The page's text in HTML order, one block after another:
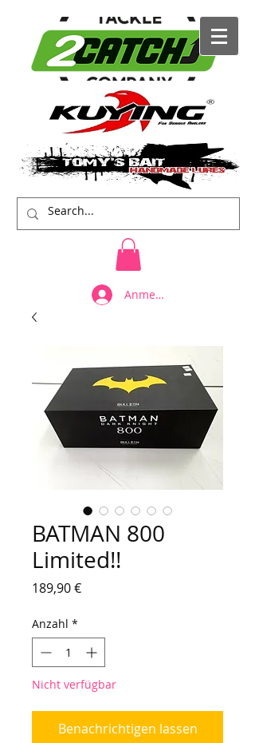
Anmelden
BATMAN 800
Limited!!
189,90 €Preis
Anzahl *
Nicht verfügbar
Benachrichtigen lassen